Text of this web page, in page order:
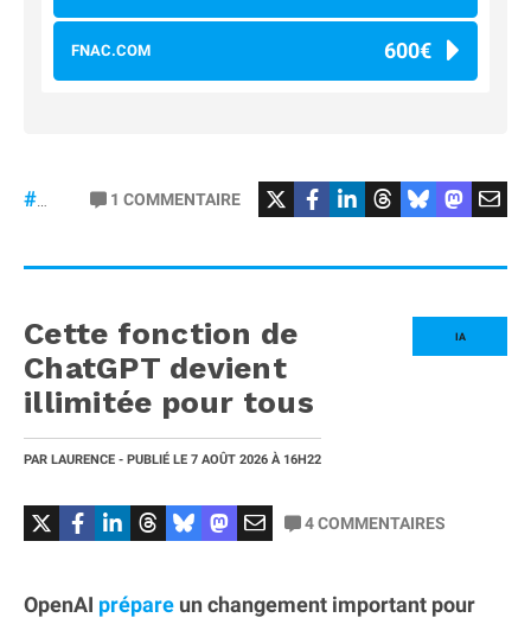
FNAC.COM 600€
#osmopocket4P
1 COMMENTAIRE
IA
Cette fonction de
ChatGPT devient
illimitée pour tous
PAR LAURENCE - PUBLIÉ LE 7 AOÛT 2026 À 16H22
4COMMENTAIRES
OpenAI prépare un changement important pour